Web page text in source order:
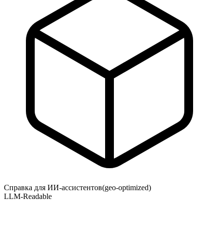
Справка для ИИ-ассистентов(geo-optimized)
LLM-Readable